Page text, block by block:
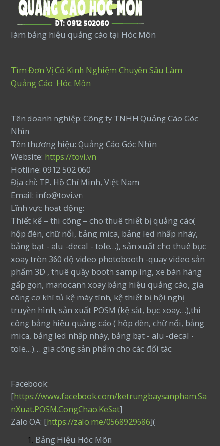
làm bảng hiệu quảng cáo tại Hóc Môn
Tìm Đơn Vị Có Kinh Nghiệm Chuyên Sâu Làm
Quảng Cáo Hóc Môn
Tên doanh nghiệp: Công ty TNHH Quảng Cáo Góc
Nhìn
Tên thương hiệu: Quảng Cáo Góc Nhìn
Website: https://tovi.vn
Hotline: 0912 502 060
Địa chỉ: TP. Hồ Chí Minh, Việt Nam
Email: info@tovi.vn
Lĩnh vực hoạt động:
Thiết kế – thi công – cho thuê thiết bị quảng cáo(
hộp đèn, chữ nổi, bảng mica, bảng led nhấp nháy,
bảng bạt - alu -decal - tole…), sản xuất cho thuê bục
xoay tròn 360 độ video photobooth -quay video sản
phẩm 3D , thuê quầy booth sampling, xe bán hàng
gấp gọn, manocanh xoay bảng hiệu quảng cáo, gia
công cơ khí tủ kệ máy tính, kệ thiết bị hội nghị
truyền hình, sản xuất POSM (kệ sắt, bục xoay…),thi
công bảng hiệu quảng cáo ( hộp đèn, chữ nổi, bảng
mica, bảng led nhấp nháy, bảng bạt - alu -decal -
tole…)… gia công sản phẩm cho các đối tác
Facebook:
[https://www.facebook.com/ketrungbaysanpham.Sa
nXuat.POSM.CongChao.KeSat]
Zalo OA: [https://zalo.me/0568929686](
Bảng Hiệu Hóc Môn